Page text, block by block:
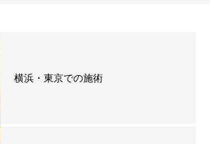
横浜・東京での施術